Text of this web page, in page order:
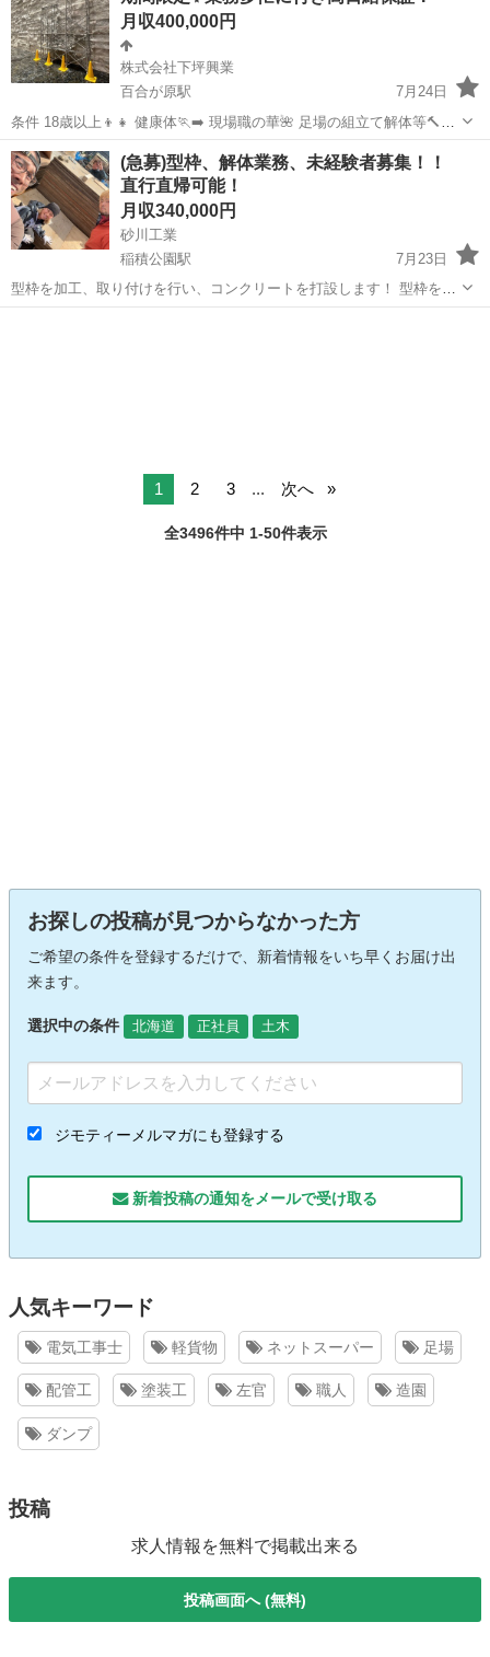
のメ...
月収400,000円
株式会社下坪興業
百合が原駅
7月24日
条件 18歳以上👦👧 健康体🏃‍➡️ 現場職の華🌺 足場の組立て解体等🔨土
工作業⛑️🪏 誰でも14000円スタートで補助作業あります✨ 昇給判断は多
めなのですぐに日当アップ⤴️ 車の免許持ちの方優遇🚗 免許のない方‼︎...
北海道 札幌市 百合が原駅 鳶職 未経験
(急募)型枠、解体業務、未経験者募集！！
直行直帰可能！
月収340,000円
砂川工業
稲積公園駅
7月23日
型枠を加工、取り付けを行い、コンクリートを打設します！ 型枠を解
体して、一連の流れ作業です！ 社長30歳、従業員5名 年長37歳です
1 2 3 ... 次へ
全3496件中 1-50件表示
お探しの投稿が見つからなかった方
ご希望の条件を登録するだけで、新着情報をいち早くお届け出
来ます。
選択中の条件 北海道 正社員 土木
ジモティーメルマガにも登録する
新着投稿の通知をメールで受け取る
人気キーワード
電気工事士 軽貨物 ネットスーパー 足場
配管工 塗装工 左官 職人 造園
ダンプ
投稿
求人情報を無料で掲載出来る
投稿画面へ (無料)